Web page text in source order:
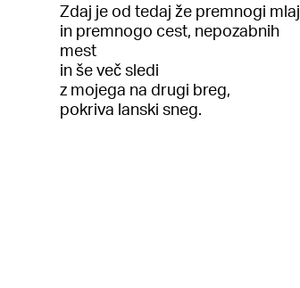
Zdaj je od tedaj že premnogi mlaj
in premnogo cest, nepozabnih
mest
in še več sledi
z mojega na drugi breg,
pokriva lanski sneg.